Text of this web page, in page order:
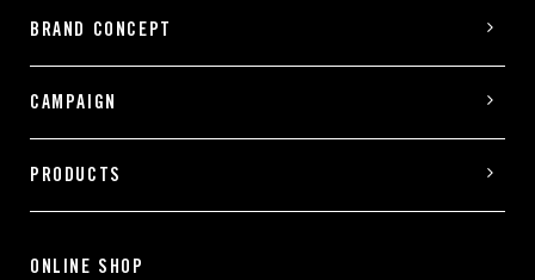
BRAND CONCEPT
CAMPAIGN
PRODUCTS
ONLINE SHOP